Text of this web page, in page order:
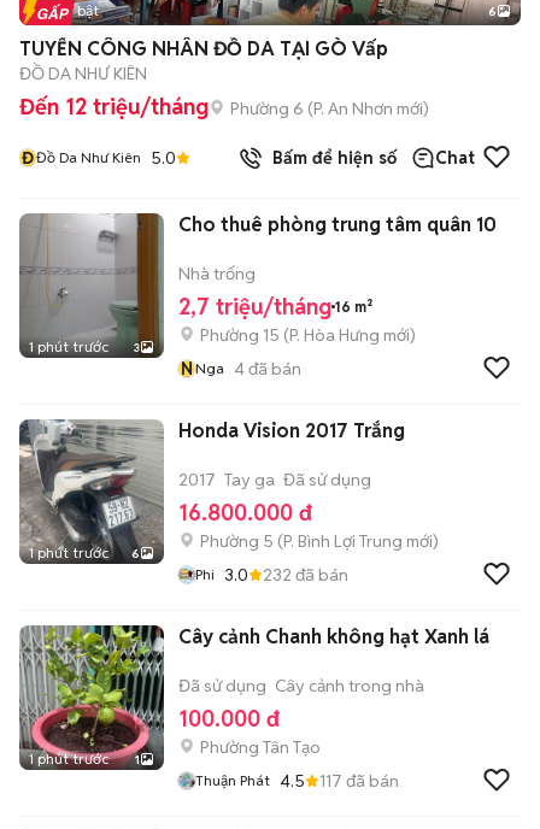
+2
Tin nổi bật 6
TUYỂN CÔNG NHÂN ĐỒ DA TẠI GÒ Vấp
ĐỒ DA NHƯ KIÊN
Đến 12 triệu/tháng Phường 6 (P. An Nhơn mới)
ĐĐồ Da Như Kiên 5.0 Bấm để hiện số Chat
1 phút trước 3
Cho thuê phòng trung tâm quân 10
Nhà trống
2,7 triệu/tháng 16 m²
Phường 15 (P. Hòa Hưng mới)
NNga 4đã bán
1 phút trước 6
Honda Vision 2017 Trắng
2017 Tay ga Đã sử dụng
16.800.000 đ
Phường 5 (P. Bình Lợi Trung mới)
Phi 3.0 232 đã bán
1 phút trước 1
Cây cảnh Chanh không hạt Xanh lá
Đã sử dụng Cây cảnh trong nhà
100.000 đ
Phường Tân Tạo
Thuận Phát 4.5 117 đã bán